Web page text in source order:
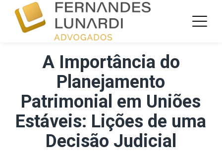
A Importância do
Planejamento
Patrimonial em Uniões
Estáveis: Lições de uma
Decisão Judicial